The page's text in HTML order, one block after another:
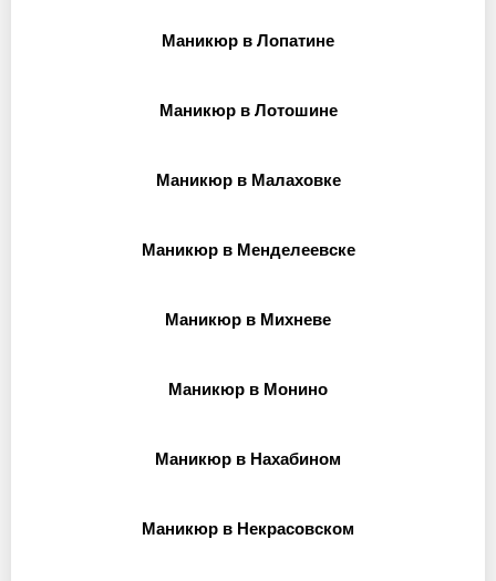
Маникюр в Лопатине
Маникюр в Лотошине
Маникюр в Малаховке
Маникюр в Менделеевске
Маникюр в Михневе
Маникюр в Монино
Маникюр в Нахабином
Маникюр в Некрасовском